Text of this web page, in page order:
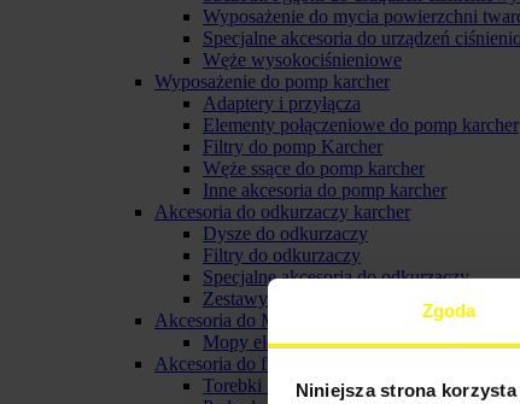
Zgoda
Niniejsza strona
Wyposażenie do mycia powierzchni
Specjalne akcesoria do urządzeń
Węże wysokociśnieniowe
Wyposażenie do pomp karcher
Adaptery i przyłącza
Elementy połączeniowe do pomp karcher
Filtry do pomp Karcher
Węże ssące do pomp karcher
Inne akcesoria do pomp karcher
Akcesoria do odkurzaczy karcher
Dysze do odkurzaczy
Filtry do odkurzaczy
Specjalne akcesoria do odkurzaczy
Zestawy do odkurzaczy
Akcesoria do Mopów elektrycznych
Mopy elektryczne
Akcesoria do froterek
Torebki filtracyjne do froterki